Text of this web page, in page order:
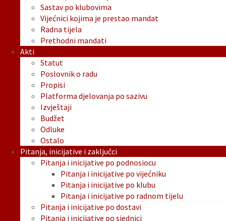
Sastav po klubovima
Vijećnici kojima je prestao mandat
Radna tijela
Prethodni mandati
Akti
Statut
Poslovnik o radu
Propisi
Platforma djelovanja po sazivu
Izvještaji
Budžet
Odluke
Ostalo
Pitanja, inicijative i zaključci
Pitanja i inicijative po podnosiocu
Pitanja i inicijative po vijećniku
Pitanja i inicijative po klubu
Pitanja i inicijative po radnom tijelu
Pitanja i inicijative po dostavi
Pitanja i inicijative po sjednici